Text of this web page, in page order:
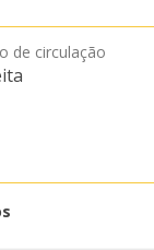
de circulação